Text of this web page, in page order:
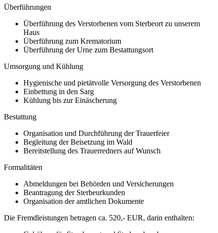
Überführungen
Überführung des Verstorbenen vom Sterbeort zu unserem
Haus
Überführung zum Krematorium
Überführung der Urne zum Bestattungsort
Umsorgung und Kühlung
Hygienische und pietätvolle Versorgung des Verstorbenen
Einbettung in den Sarg
Kühlung bis zur Einäscherung
Bestattung
Organisation und Durchführung der Trauerfeier
Begleitung der Beisetzung im Wald
Bereitstellung des Trauerredners auf Wunsch
Formalitäten
Abmeldungen bei Behörden und Versicherungen
Beantragung der Sterbeurkunden
Organisation der amtlichen Dokumente
Die Fremdleistungen betragen ca. 520,- EUR, darin enthalten: